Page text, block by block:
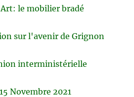
le mobilier bradé
sur l'avenir de Grignon
interministérielle
Novembre 2021